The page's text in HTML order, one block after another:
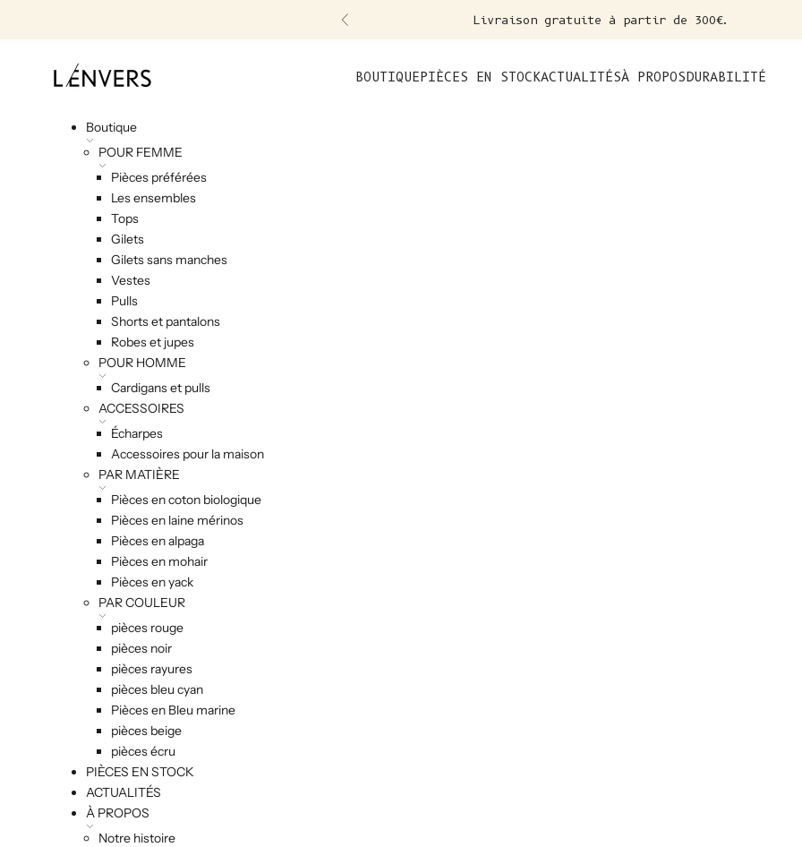
Précédent Livraison gratuite à partir de 300€.
L'ENVERS BOUTIQUEPIÈCES EN STOCKACTUALITÉSÀ PROPOSDURABILITÉ
Boutique
POUR FEMME
Pièces préférées
Les ensembles
Tops
Gilets
Gilets sans manches
Vestes
Pulls
Shorts et pantalons
Robes et jupes
POUR HOMME
Cardigans et pulls
ACCESSOIRES
Écharpes
Accessoires pour la maison
PAR MATIÈRE
Pièces en coton biologique
Pièces en laine mérinos
Pièces en alpaga
Pièces en mohair
Pièces en yack
PAR COULEUR
pièces rouge
pièces noir
pièces rayures
pièces bleu cyan
Pièces en Bleu marine
pièces beige
pièces écru
PIÈCES EN STOCK
ACTUALITÉS
À PROPOS
Notre histoire